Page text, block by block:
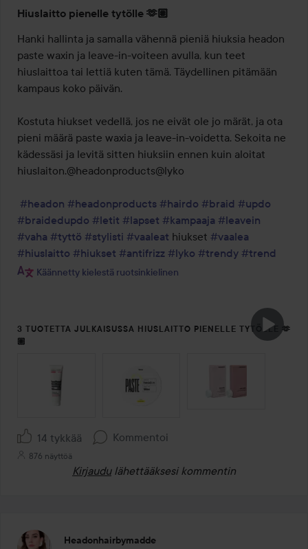
Hiuslaitto pienelle tytölle 🫶🏽
Hanki hallinta ja samalla vähennä pieniä hiuksia headon
paste waxin ja leave-in-voiteen avulla, kun teet
hiuslaittoa tai lettiä kuten tämä. Täydellinen pitämään
kampaus koko päivän.
Kostuta hiukset vedellä, jos ne eivät ole jo märät, ja ota
pieni määrä paste waxia ja leave-in-voidetta. Sekoita ne
kädessäsi ja levitä sitten hiuksiin ennen kuin aloitat
hiuslaiton.@headonproducts@lyko
#headon #headonproducts #hairdo #braid #updo
#braidedupdo #letit #lapset #kampaaja #leavein
#vaha #tyttö #stylisti #vaaleat hiukset #vaalea
#hiuslaitto #hiukset #antifrizz #lyko #trendy #trend
Käännetty kielestä ruotsinkielinen
3 TUOTETTA JULKAISUSSA HIUSLAITTO PIENELLE TYTÖLLE 🫶
🏽
OHITA OSIO
14 tykkää Kommentoi
876 näyttöä
Kirjaudu lähettääksesi kommentin
Headonhairbymadde